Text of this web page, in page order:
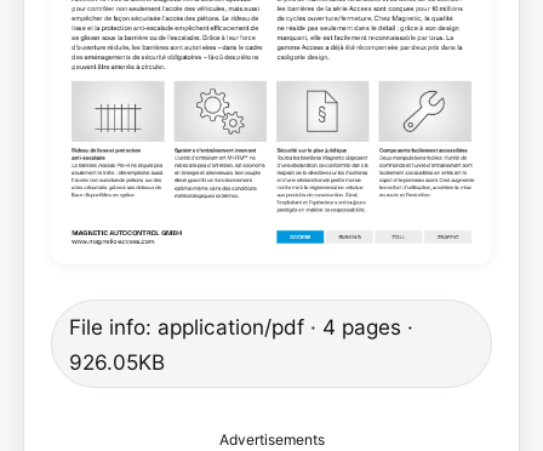
File info: application/pdf · 4 pages ·
926.05KB
Advertisements